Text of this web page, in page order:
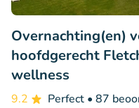
Overnachting(en)
hoofdgerecht
wellness
9.2 Perfect • 87